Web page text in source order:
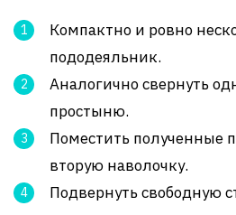
Компактно и ровно
пододеяльник.
Аналогично свернуть
простыню.
Поместить полученные
вторую наволочку.
Подвернуть свободную